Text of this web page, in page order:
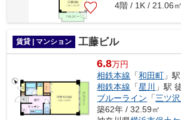
4階 / 1K / 21.06㎡
賃貸 | マンション 工藤ビル
6.8万円
相鉄本線 「和田町 」
相鉄本線 「星川
」駅
ブルーライン 「三ツ
築62年 / 32.59㎡